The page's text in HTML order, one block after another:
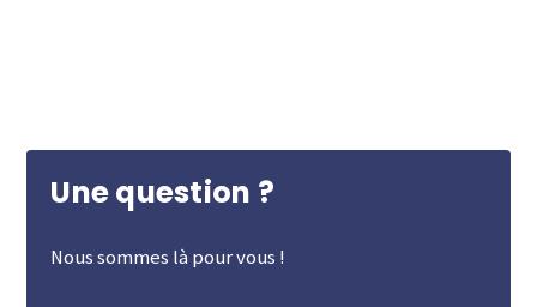
Une question ?
Nous sommes là pour vous !